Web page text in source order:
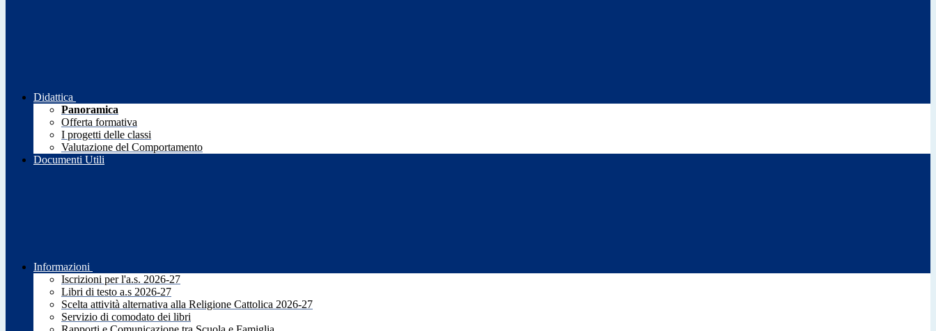
Didattica
Panoramica
Offerta formativa
I progetti delle classi
Valutazione del Comportamento
Documenti Utili
Informazioni
Iscrizioni per l'a.s. 2026-27
Libri di testo a.s 2026-27
Scelta attività alternativa alla Religione Cattolica 2026-27
Servizio di comodato dei libri